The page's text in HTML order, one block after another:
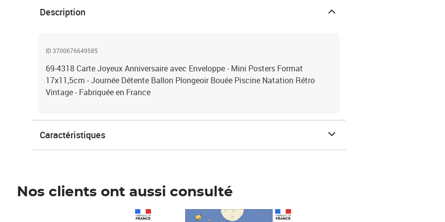
Description
ID 3700676649585
69-4318 Carte Joyeux Anniversaire avec Enveloppe - Mini Posters Format
17x11,5cm - Journée Détente Ballon Plongeoir Bouée Piscine Natation Rétro
Vintage - Fabriquée en France
Caractéristiques
Nos clients ont aussi consulté
Prix 7,50€